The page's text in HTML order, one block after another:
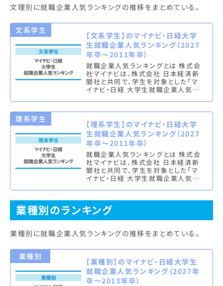
文理別に就職企業人気ランキングの推移をまとめている。
文系学生
【文系学生】のマイナビ・日経大学
生就職企業人気ランキング（2027
年卒～2011年卒）
就職企業人気ランキングとは 株式会
社マイナビは、株式会社 日本経済新
聞社と共同で、学生を対象とした「マ
イナビ・日経 大学生就職企業人気ラ
理系学生
【理系学生】のマイナビ・日経大学
生就職企業人気ランキング（2027
年卒～2011年卒）
就職企業人気ランキングとは 株式会
社マイナビは、株式会社 日本経済新
聞社と共同で、学生を対象とした「マ
イナビ・日経 大学生就職企業人気ラ
業種別のランキング
業種別に就職企業人気ランキングの推移をまとめている。
業種別
【業種別】のマイナビ・日経大学生
就職企業人気ランキング（2027年
卒～2013年卒）